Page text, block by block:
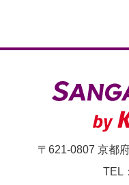
〒621-0807 京都
TEL